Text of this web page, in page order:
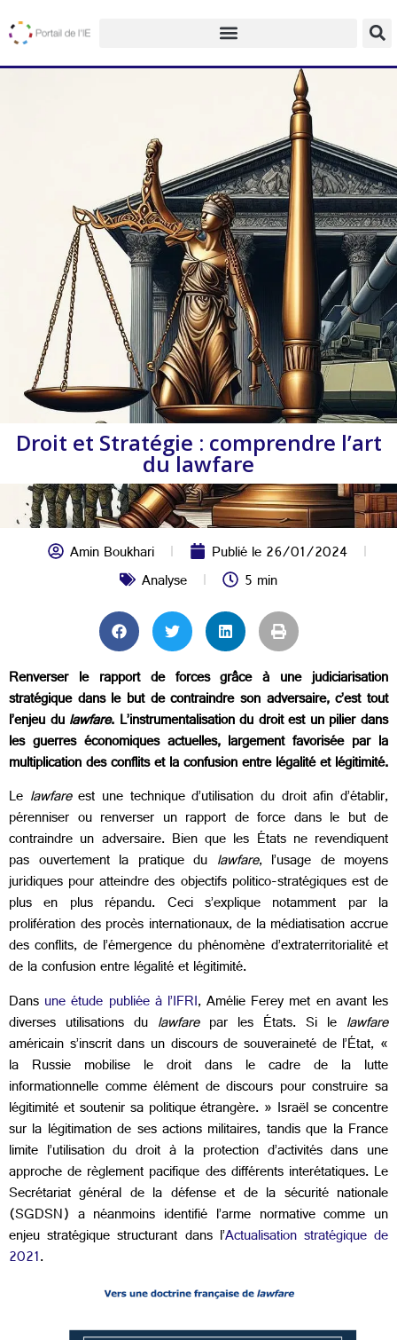
Droit et Stratégie : comprendre l’art
du lawfare
Amin Boukhari Publié le26/01/2024
Analyse
5 min
Renverser le rapport de forces grâce à une judiciarisation
stratégique dans le but de contraindre son adversaire, c’est tout
l’enjeu dulawfare. L’instrumentalisation du droit est un pilier dans
les guerres économiques actuelles, largement favorisée par la
multiplication des conflits et la confusion entre légalité et légitimité.
Le lawfareest une technique d’utilisation du droit afin d’établir,
pérenniser ou renverser un rapport de force dans le but de
contraindre un adversaire. Bien que les États ne revendiquent
pas ouvertement la pratique du lawfare, l’usage de moyens
juridiques pour atteindre des objectifs politico-stratégiques est de
plus en plus répandu. Ceci s’explique notamment par la
prolifération des procès internationaux, de la médiatisation accrue
des conflits, de l’émergence du phénomène d’extraterritorialité et
de la confusion entre légalité et légitimité.
Dans une étude publiée à l’IFRI, Amélie Ferey met en avant les
diverses utilisations du lawfarepar les États. Si le lawfare
américain s’inscrit dans un discours de souveraineté de l’État, «
la Russie mobilise le droit dans le cadre de la lutte
informationnelle comme élément de discours pour construire sa
légitimité et soutenir sa politique étrangère. » Israël se concentre
sur la légitimation de ses actions militaires, tandis que la France
limite l’utilisation du droit à la protection d’activités dans une
approche de règlement pacifique des différents interétatiques. Le
Secrétariat général de la défense et de la sécurité nationale
(SGDSN) a néanmoins identifié l’arme normative comme un
enjeu stratégique structurant dans l’Actualisation stratégique de
2021.